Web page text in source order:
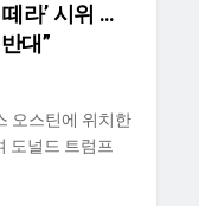
라’ 시위 …
대”
오스틴에 위치한
도널드 트럼프